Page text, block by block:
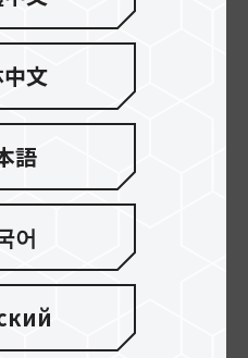
A1カードの読み取り/書
フォーマンスが向上し
度は最大1500 IOPS（1
ランダム書き込み速度
すばやく実行し、関連
処理して、さらに多くの
るようにすることを目
文
語
어